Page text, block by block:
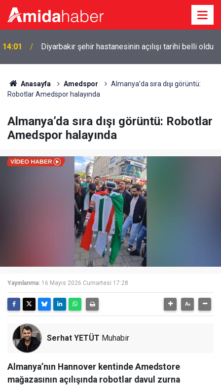
14:01 Diyarbakır şehir hastanesinin açılışı tarihi belli oldu
Anasayfa Amedspor
Almanya’da sıra dışı görüntü:
Robotlar Amedspor halayında
Almanya’da sıra dışı görüntü: Robotlar
Amedspor halayında
Yayınlanma: 16 Mayıs 2026 Cumartesi 17:28
Serhat YETÜT Muhabir
Almanya’nın Hannover kentinde Amedstore
mağazasının açılışında robotlar davul zurna